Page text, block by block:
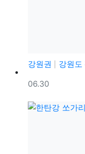
강원권
강원도 평
등록일
06.30